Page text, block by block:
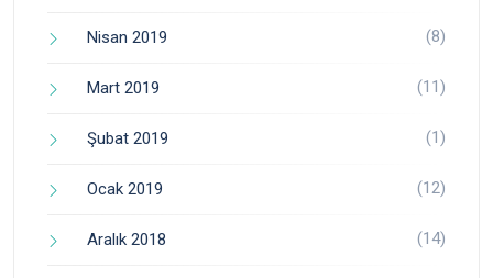
Nisan 2019 (8)
Mart 2019 (11)
Şubat 2019 (1)
Ocak 2019 (12)
Aralık 2018 (14)